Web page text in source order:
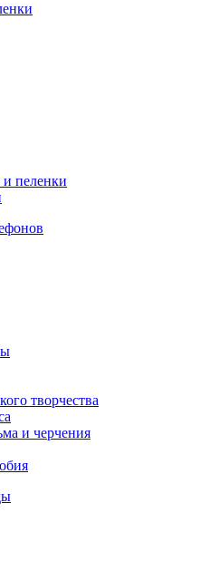
пеленки
творчества
и черчения